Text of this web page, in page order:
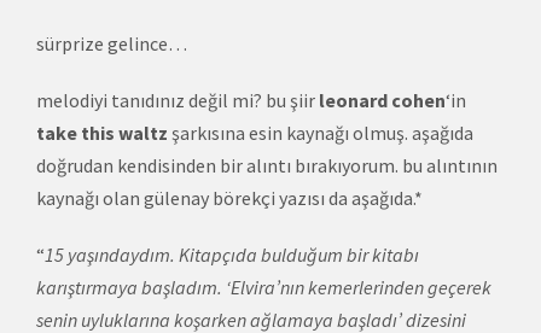
sürprize gelince…
melodiyi tanıdınız değil mi? bu şiir leonard cohen‘in
take this waltz şarkısına esin kaynağı olmuş. aşağıda
doğrudan kendisinden bir alıntı bırakıyorum. bu alıntının
kaynağı olan gülenay börekçi yazısı da aşağıda.*
“15 yaşındaydım. Kitapçıda bulduğum bir kitabı
karıştırmaya başladım. ‘Elvira’nın kemerlerinden geçerek
senin uyluklarına koşarken ağlamaya başladı’ dizesini